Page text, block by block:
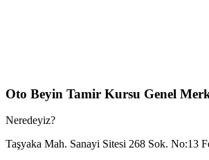
Oto Beyin Tamir Kursu Genel
Neredeyiz?
Taşyaka Mah. Sanayi Sitesi 268 Sok. No:13